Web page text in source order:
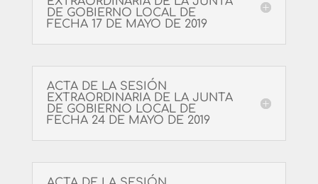
DE GOBIERNO LOCAL DE
FECHA 17 DE MAYO DE 2019
ACTA DE LA SESIÓN
EXTRAORDINARIA DE LA JUNTA
DE GOBIERNO LOCAL DE
FECHA 24 DE MAYO DE 2019